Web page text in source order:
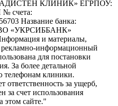
КЛИНИК» ЕГРПОУ:
№ счета:
Название банка:
«УКРСИББАНК»
и материалы,
рекламно-информационный
для постановки
За более детальной
телефонам клиники.
ответственность за ущерб,
за счет использования
этом сайте."